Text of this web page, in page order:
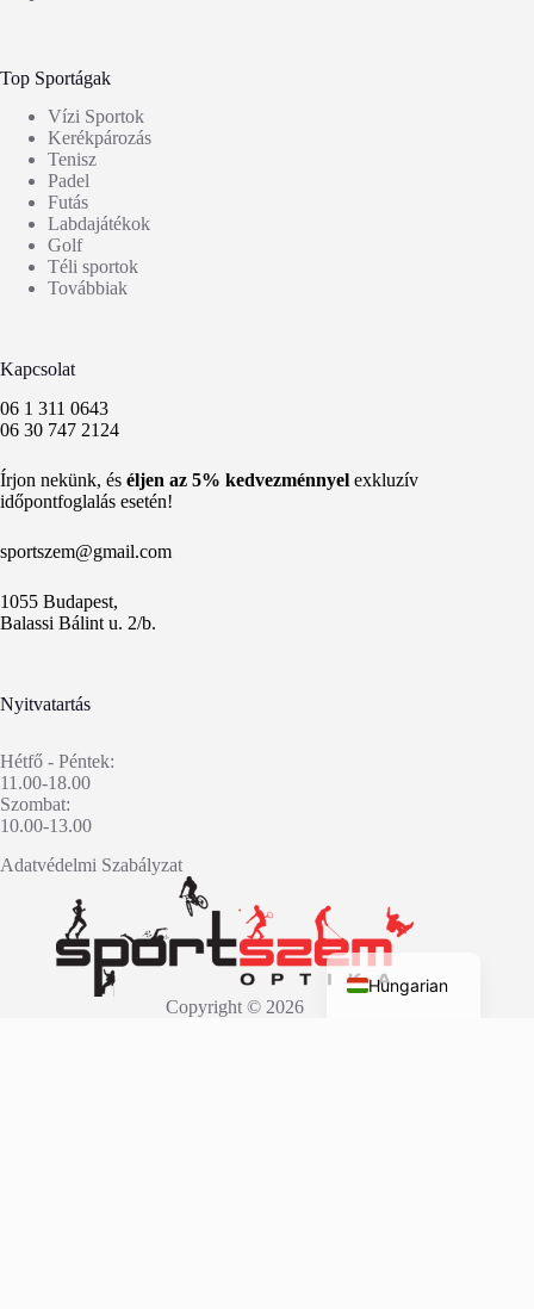
Top Sportágak
Vízi Sportok
Kerékpározás
Tenisz
Padel
Futás
Labdajátékok
Golf
Téli sportok
Továbbiak
Kapcsolat
06 1 311 0643
06 30 747 2124
Írjon nekünk, és éljen az 5% kedvezménnyel exkluzív
időpontfoglalás esetén!
sportszem@gmail.com
1055 Budapest,
Balassi Bálint u. 2/b.
Nyitvatartás
Hétfő - Péntek:
11.00-18.00
Szombat:
10.00-13.00
Adatvédelmi Szabályzat
Copyright © 2026
Hungarian
English